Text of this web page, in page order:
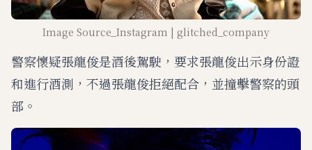
Image Source_Instagram | glitched_company
警察懷疑張龍俊是酒後駕駛，要求張龍俊出示身份證
和進行酒測，不過張龍俊拒絕配合，並撞擊警察的頭
部。